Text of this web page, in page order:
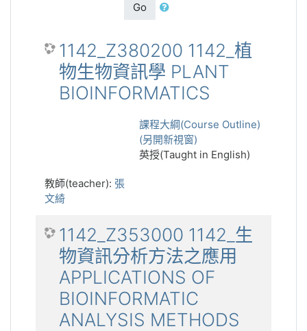
Go
1142_Z380200 1142_植
物生物資訊學 PLANT
BIOINFORMATICS
課程大綱(Course Outline)
(另開新視窗)
英授(Taught in English)
教師(teacher): 張
文綺
1142_Z353000 1142_生
物資訊分析方法之應用
APPLICATIONS OF
BIOINFORMATIC
ANALYSIS METHODS